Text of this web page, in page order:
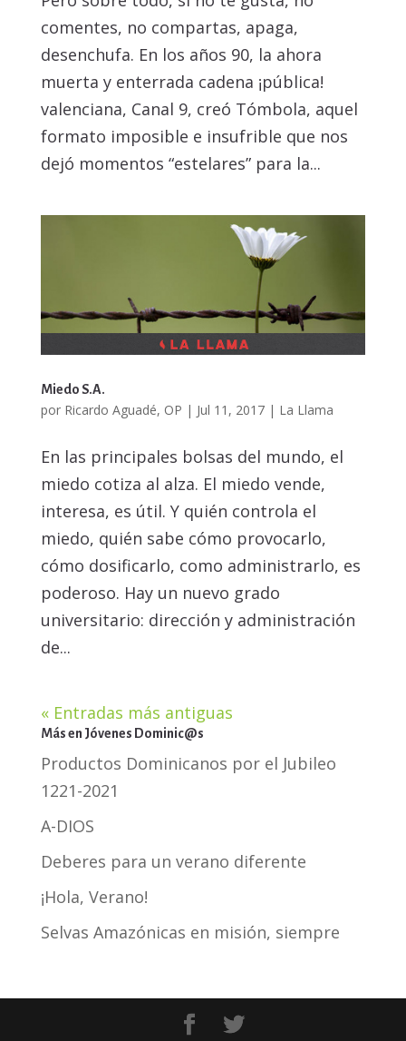
comentes, no compartas, apaga,
desenchufa. En los años 90, la ahora
muerta y enterrada cadena ¡pública!
valenciana, Canal 9, creó Tómbola, aquel
formato imposible e insufrible que nos
dejó momentos “estelares” para la...
Miedo S.A.
por Ricardo Aguadé, OP | Jul 11, 2017| La Llama
En las principales bolsas del mundo, el
miedo cotiza al alza. El miedo vende,
interesa, es útil. Y quién controla el
miedo, quién sabe cómo provocarlo,
cómo dosificarlo, como administrarlo, es
poderoso. Hay un nuevo grado
universitario: dirección y administración
de...
« Entradas más antiguas
Más en Jóvenes Dominic@s
Productos Dominicanos por el Jubileo
1221-2021
A-DIOS
Deberes para un verano diferente
¡Hola, Verano!
Selvas Amazónicas en misión, siempre